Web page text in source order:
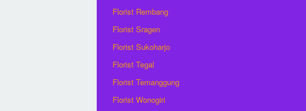
Florist Rembang
Florist Sragen
Florist Sukoharjo
Florist Tegal
Florist Temanggung
Florist Wonogiri